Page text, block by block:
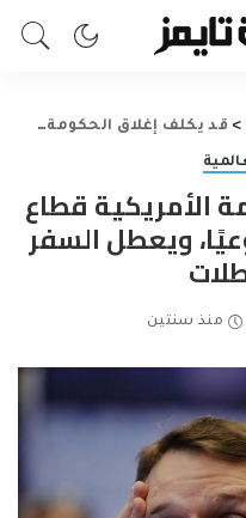
> قد يكلف إغلاق الحكومة الأمريكية قطاع السفر مليار دولار أسبوعيًا، ويعطل السفر أثناء العطلات
الأمريكية قطاع
ويعطل السفر
منذ سنتين